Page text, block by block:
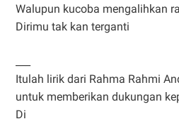
Walupun kucoba mengalihkan
Dirimu tak kan terganti
Itulah lirik dari Rahma Rahmi
untuk memberikan dukungan
Di